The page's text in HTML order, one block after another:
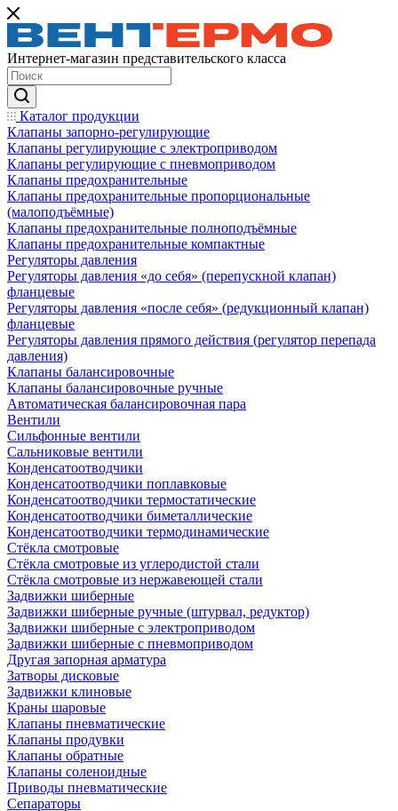
Интернет-магазин представительского класса
Каталог продукции
Клапаны запорно-регулирующие
Клапаны регулирующие с электроприводом
Клапаны регулирующие с пневмоприводом
Клапаны предохранительные
Клапаны предохранительные пропорциональные
(малоподъёмные)
Клапаны предохранительные полноподъёмные
Клапаны предохранительные компактные
Регуляторы давления
Регуляторы давления «до себя» (перепускной клапан)
фланцевые
Регуляторы давления «после себя» (редукционный клапан)
фланцевые
Регуляторы давления прямого действия (регулятор перепада
давления)
Клапаны балансировочные
Клапаны балансировочные ручные
Автоматическая балансировочная пара
Вентили
Сильфонные вентили
Сальниковые вентили
Конденсатоотводчики
Конденсатоотводчики поплавковые
Конденсатоотводчики термостатические
Конденсатоотводчики биметаллические
Конденсатоотводчики термодинамические
Стёкла смотровые
Стёкла смотровые из углеродистой стали
Стёкла смотровые из нержавеющей стали
Задвижки шиберные
Задвижки шиберные ручные (штурвал, редуктор)
Задвижки шиберные с электроприводом
Задвижки шиберные с пневмоприводом
Другая запорная арматура
Затворы дисковые
Задвижки клиновые
Краны шаровые
Клапаны пневматические
Клапаны продувки
Клапаны обратные
Клапаны соленоидные
Приводы пневматические
Сепараторы